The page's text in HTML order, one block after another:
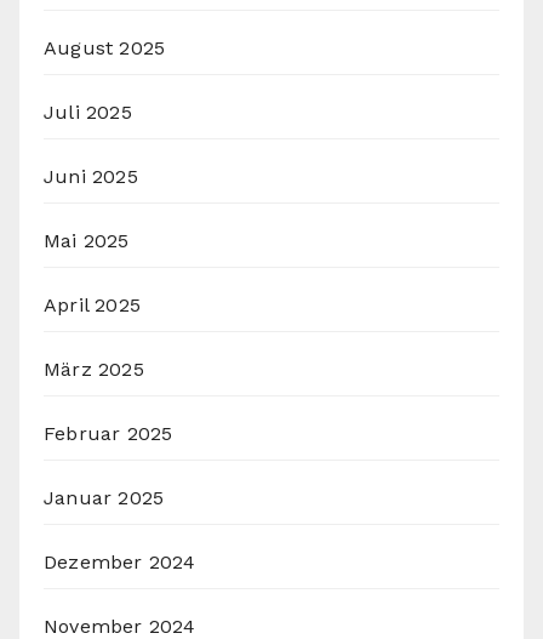
August 2025
Juli 2025
Juni 2025
Mai 2025
April 2025
März 2025
Februar 2025
Januar 2025
Dezember 2024
November 2024